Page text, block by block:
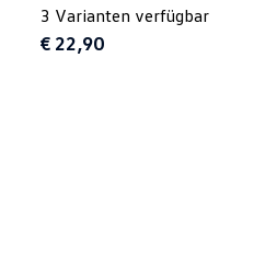
3 Varianten verfügbar
€ 22,90